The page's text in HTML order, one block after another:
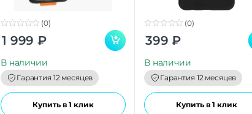
o
(0)
1 999 ₽
В наличии
Гарантия 12 месяцев
Купить в 1 клик
o
o
(0)
399 ₽
В наличии
Гарантия 12 месяцев
Купить в 1 клик